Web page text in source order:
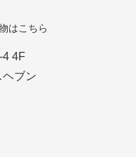
はこちら
4 4F
ブン